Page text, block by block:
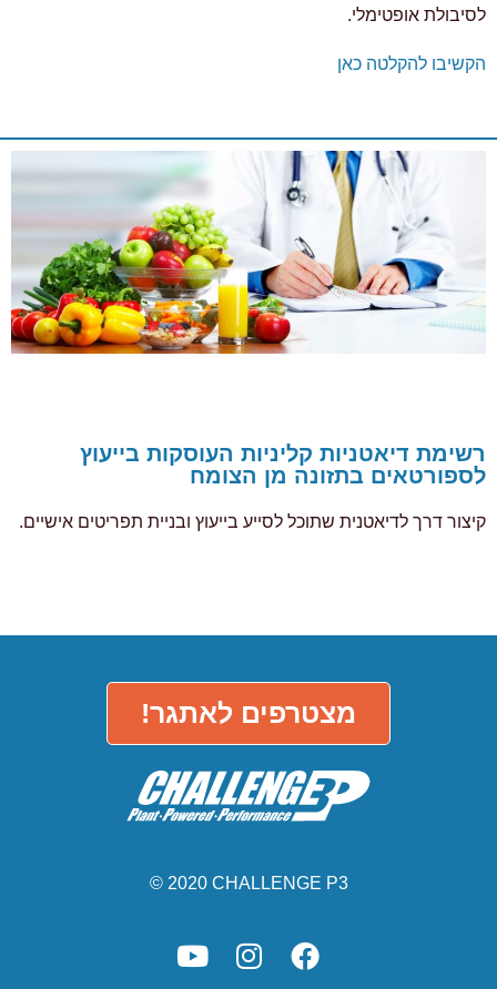
לסיבולת אופטימלי.
הקשיבו להקלטה כאן
רשימת דיאטניות קליניות העוסקות בייעוץ
לספורטאים בתזונה מן הצומח
קיצור דרך לדיאטנית שתוכל לסייע בייעוץ ובניית תפריטים אישיים.
מצטרפים לאתגר!
© 2020 CHALLENGE P3